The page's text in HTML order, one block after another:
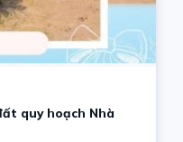
quy hoạch Nhà